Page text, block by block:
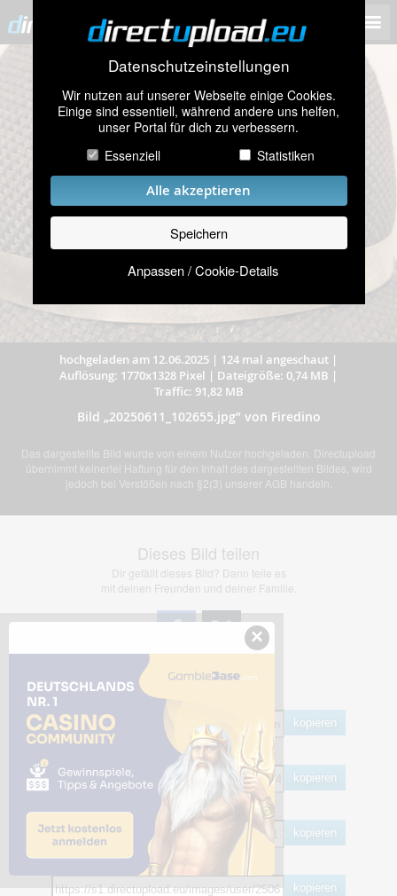
Datenschutzeinstellungen
Wir nutzen auf unserer Webseite einige Cookies.
Einige sind essentiell, während andere uns helfen,
unser Portal für dich zu verbessern.
Essenziell
Statistiken
Alle akzeptieren
Speichern
Anpassen / Cookie-Details
hochgeladen am 12.06.2025 | 124 mal angeschaut |
Auflösung: 1770x1328 Pixel | Dateigröße: 0,74 MB |
Traffic: 91,82 MB
Bild „20250611_102655.jpg” von Firedino
Das dargestellte Bild wurde von einem Nutzer hochgeladen. Directupload
übernimmt keinerlei Haftung für den Inhalt des dargestellten Bildes, wird
jedoch bei Verstößen nach §2(3) unserer AGB handeln.
Dieses Bild teilen
Dir gefällt dieses Bild? Dann teile es
mit deinen Freunden und deiner Familie.
Share Links
kopieren
HTML
kopieren
BB Code
kopieren
kopieren
×